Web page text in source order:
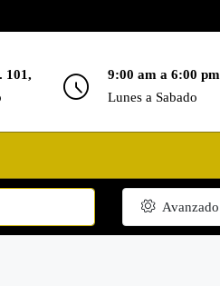
101,
9:00 am a 6:00 pm
Lunes a Sabado
Avanzado